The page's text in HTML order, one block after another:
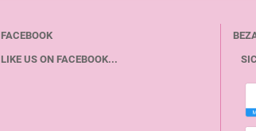
FACEBOOK
LIKE US ON FACEBOOK...